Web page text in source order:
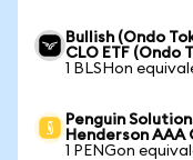
Bullish (Ondo
CLO ETF (Ondo
1 BLSHon
Penguin
Henderson AAA
1 PENGon